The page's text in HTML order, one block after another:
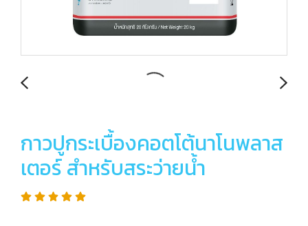
กาวปูกระเบื้องคอตโต้นาโนพลาส
เตอร์ สำหรับสระว่ายน้ำ